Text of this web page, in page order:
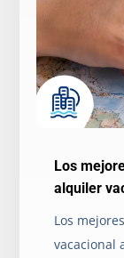
Los
alquiler
Los
vacacional